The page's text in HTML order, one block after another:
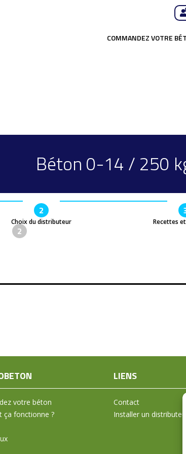
COMMANDEZ VOTRE
Béton 0-14 / 250
2
Choix du distributeur Recettes
2
votre béton
ça fonctionne ?
LIENS
Contact
Installer un distributeur